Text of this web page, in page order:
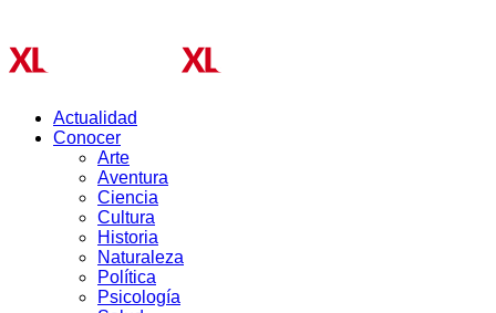
Actualidad
Conocer
Arte
Aventura
Ciencia
Cultura
Historia
Naturaleza
Política
Psicología